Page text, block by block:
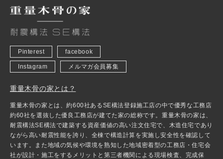
Pinterest facebook
Instagram メルマガ会員募集
重量木骨の家とは？
重量木骨の家とは、約600社あるSE構法登録施工店の中で優秀な工務店
約60社を選抜した優良工務店が建てた家の総称です。重量木骨の家は、
耐震構法SE構法で建築する資産価値の高い注文住宅で、木造住宅であり
ながら高い耐震性能を誇り、全棟で構造計算を実施し安全性を確認して
います。また地域の気候や環境を熟知した地域密着型の工務店・住宅会
社が設計・施工をするメリットと第三者機関による現場検査、完成保